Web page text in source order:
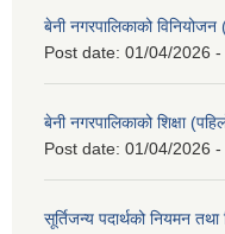
बेनी नगरपालिकाको
Post date: 01/04/2026 -
बेनी नगरपालिकाको शिक्षा
Post date: 01/04/2026 -
सूर्तिजन्य पदार्थको नियमन